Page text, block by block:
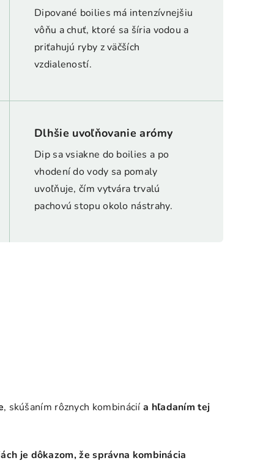
Dipované boilies má intenzívnejšiu
vôňu a chuť, ktoré sa šíria vodou a
priťahujú ryby z väčších
vzdialeností.
Dlhšie uvoľňovanie arómy
Dip sa vsiakne do boilies a po
vhodení do vody sa pomaly
uvoľňuje, čím vytvára trvalú
pachovú stopu okolo nástrahy.
, skúšaním rôznych kombináciía hľadaním tej
je dôkazom, že správna kombinácia